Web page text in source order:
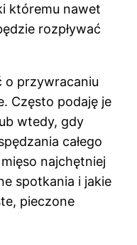
któremu nawet
rozpływać
o przywracaniu
Często podaję je
wtedy, gdy
całego
najchętniej
spotkania i jakie
pieczone